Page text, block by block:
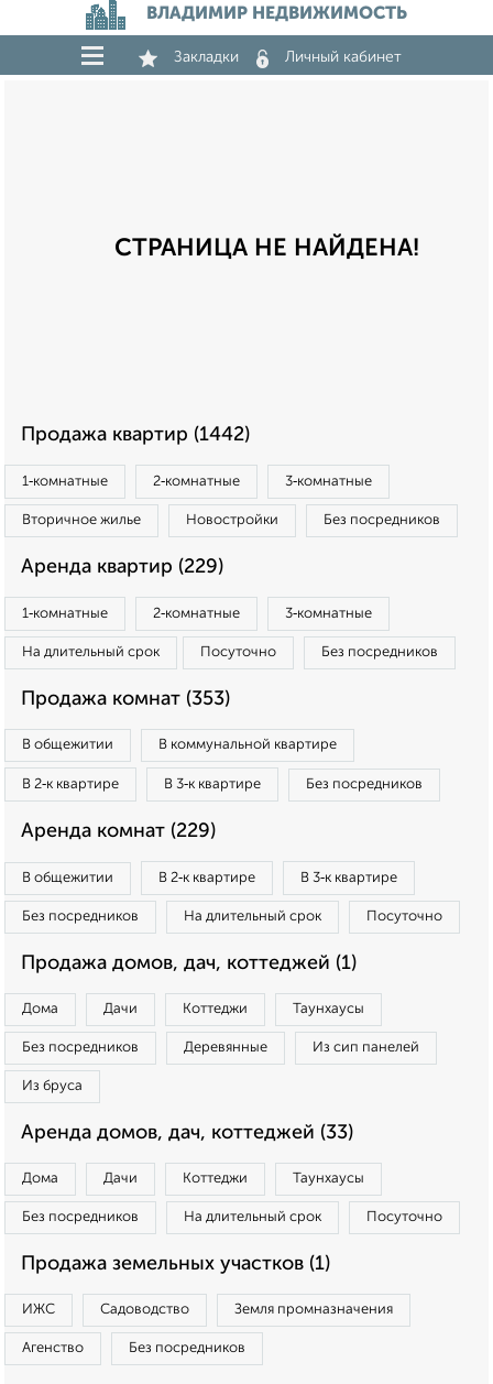
ВЛАДИМИР НЕДВИЖИМОСТЬ
Закладки Личный кабинет
СТРАНИЦА НЕ НАЙДЕНА!
Продажа квартир (1442)
1‑комнатные 2‑комнатные 3‑комнатные
Вторичное жилье Новостройки Без посредников
Аренда квартир (229)
1‑комнатные 2‑комнатные 3‑комнатные
На длительный срок Посуточно Без посредников
Продажа комнат (353)
В общежитии В коммунальной квартире
В 2‑к квартире В 3‑к квартире Без посредников
Аренда комнат (229)
В общежитии В 2‑к квартире В 3‑к квартире
Без посредников На длительный срок Посуточно
Продажа домов, дач, коттеджей (1)
Дома Дачи Коттеджи Таунхаусы
Без посредников Деревянные Из сип панелей
Из бруса
Аренда домов, дач, коттеджей (33)
Дома Дачи Коттеджи Таунхаусы
Без посредников На длительный срок Посуточно
Продажа земельных участков (1)
ИЖС Садоводство Земля промназначения
Агенство Без посредников